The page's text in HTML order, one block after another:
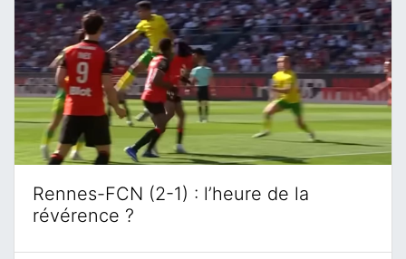
Rennes-FCN (2-1) : l’heure de la
révérence ?